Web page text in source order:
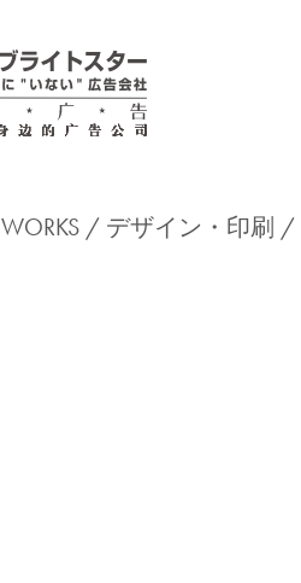
WORKS / デザイン・印刷